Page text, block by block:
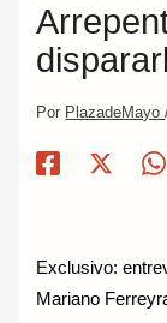
Por PlazadeMayo
Exclusivo:
Mariano